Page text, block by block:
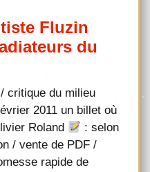
Fluzin
du
critique du milieu
2011 un billet où
Roland
: selon
/ vente de PDF /
rapide de